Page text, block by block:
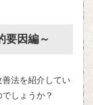
要因編～
法を紹介してい
しょうか？